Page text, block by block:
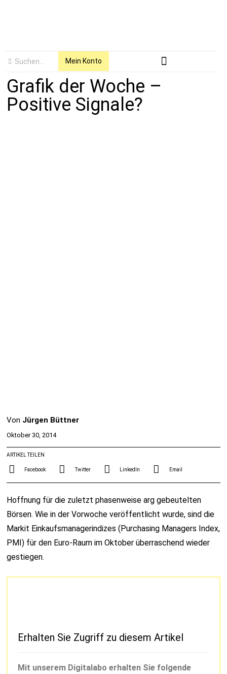
Mein Konto
Grafik der Woche –
Positive Signale?
Von Jürgen Büttner
Oktober 30, 2014
ARTIKEL TEILEN
Facebook Twitter LinkedIn Email
Hoffnung für die zuletzt phasenweise arg gebeutelten
Börsen. Wie in der Vorwoche veröffentlicht wurde, sind die
Markit Einkaufsmanagerindizes (Purchasing Managers Index,
PMI) für den Euro-Raum im Oktober überraschend wieder
gestiegen.
Erhalten Sie Zugriff zu diesem Artikel
Mit unserem Digitalabo erhalten Sie folgende